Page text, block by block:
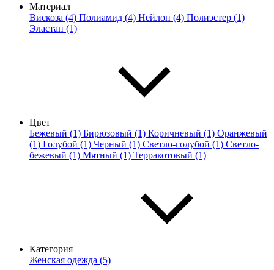
Материал
Вискоза (4) Полиамид (4) Нейлон (4) Полиэстер (1)
Эластан (1)
Цвет
Бежевый (1) Бирюзовый (1) Коричневый (1) Оранжевый
(1) Голубой (1) Черный (1) Светло-голубой (1) Светло-
бежевый (1) Мятный (1) Терракотовый (1)
Категория
Женская одежда (5)